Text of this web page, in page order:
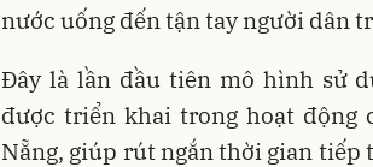
nước uống đến tận tay người dân
Đây là lần đầu tiên mô hình sử
được triển khai trong hoạt
Nẵng, giúp rút ngắn thời gian tiếp